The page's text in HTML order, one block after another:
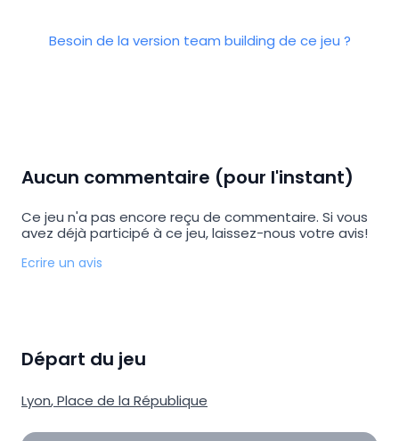
Besoin de la version team building de ce jeu ?
Aucun commentaire (pour l'instant)
Ce jeu n'a pas encore reçu de commentaire. Si vous
avez déjà participé à ce jeu, laissez-nous votre avis!
Ecrire un avis
Départ du jeu
Lyon,Place de la République